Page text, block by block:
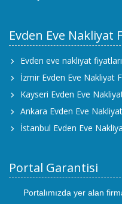
Evden Eve Nakliyat
Evden eve nakliyat fiyatları
İzmir Evden Eve Nakliyat
Kayseri Evden Eve
Ankara Evden Eve
İstanbul Evden Eve
Portal Garantisi
Portalımızda yer alan